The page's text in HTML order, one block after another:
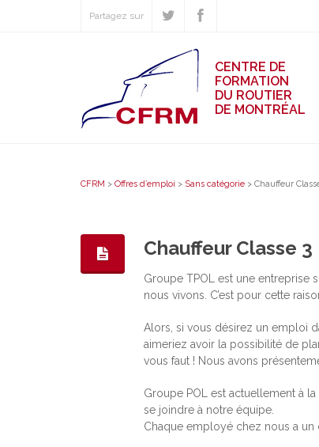
Partagez sur
CENTRE DE
FORMATION
DU ROUTIER
DE MONTRÉAL
CFRM > Offres d’emploi > Sans catégorie > Chauffeur
Chauffeur Classe 3
Groupe TPOL est une entreprise
nous vivons. C’est pour cette
Alors, si vous désirez un emploi
aimeriez avoir la possibilité de
vous faut ! Nous avons
Groupe POL est actuellement à
se joindre à notre équipe.
Chaque employé chez nous a un